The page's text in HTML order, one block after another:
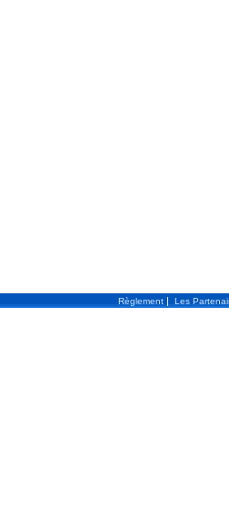
Règlement | Les